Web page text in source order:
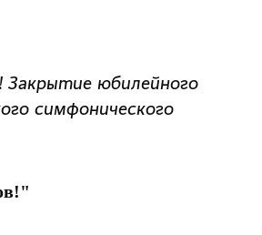
Закрытие юбилейного
симфонического